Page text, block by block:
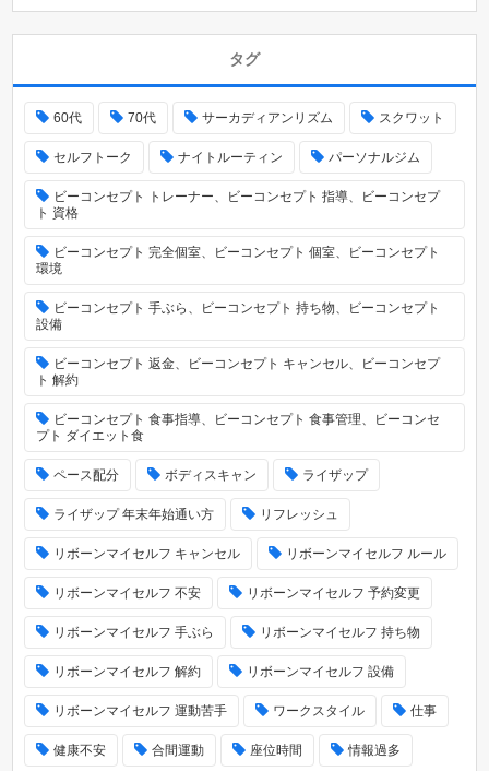
タグ
60代 70代 サーカディアンリズム スクワット
セルフトーク ナイトルーティン パーソナルジム
ビーコンセプト トレーナー、ビーコンセプト 指導、ビーコンセプ
ト 資格
ビーコンセプト 完全個室、ビーコンセプト 個室、ビーコンセプト
環境
ビーコンセプト 手ぶら、ビーコンセプト 持ち物、ビーコンセプト
設備
ビーコンセプト 返金、ビーコンセプト キャンセル、ビーコンセプ
ト 解約
ビーコンセプト 食事指導、ビーコンセプト 食事管理、ビーコンセ
プト ダイエット食
ペース配分 ボディスキャン ライザップ
ライザップ 年末年始通い方 リフレッシュ
リボーンマイセルフ キャンセル リボーンマイセルフ ルール
リボーンマイセルフ 不安 リボーンマイセルフ 予約変更
リボーンマイセルフ 手ぶら リボーンマイセルフ 持ち物
リボーンマイセルフ 解約 リボーンマイセルフ 設備
リボーンマイセルフ 運動苦手 ワークスタイル 仕事
健康不安 合間運動 座位時間 情報過多